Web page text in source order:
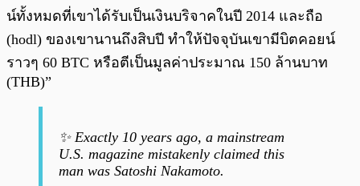
น์ทั้งหมดที่เขาได้รับเป็นเงินบริจาคในปี 2014 และถือ
(hodl) ของเขานานถึงสิบปี ทำให้ปัจจุบันเขามีบิตคอยน์
ราวๆ 60 BTC หรือตีเป็นมูลค่าประมาณ 150 ล้านบาท
(THB)”
✨ Exactly 10 years ago, a mainstream
U.S. magazine mistakenly claimed this
man was Satoshi Nakamoto.